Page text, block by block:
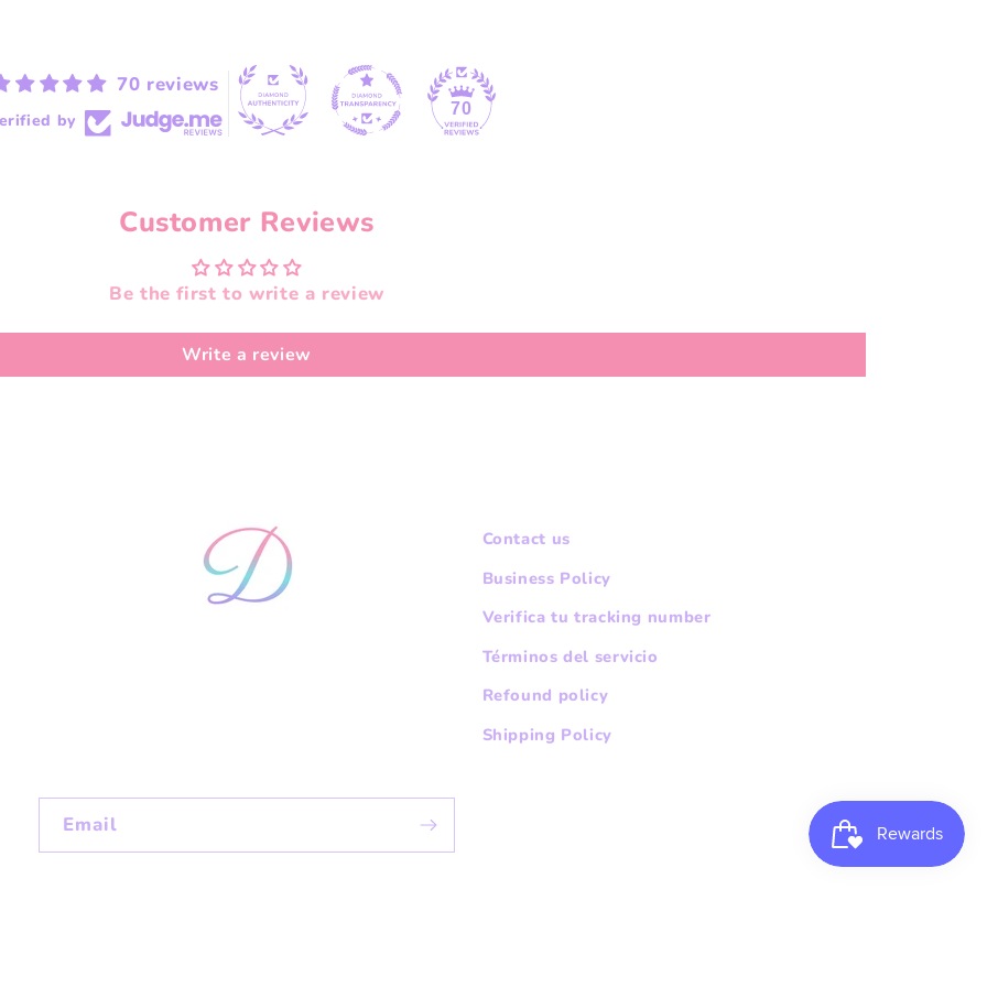
70 reviews
by
70
Customer Reviews
Be the first to write a review
Write a review
Contact us
Business Policy
Verifica tu tracking number
Términos del servicio
Refound policy
Shipping Policy
Email